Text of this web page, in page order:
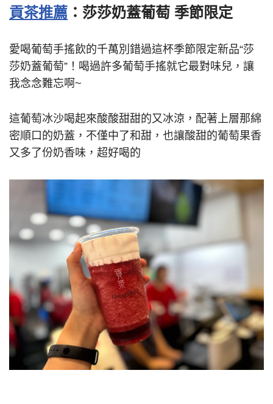
貢茶推薦 ：莎莎奶蓋葡萄 季節限定
愛喝葡萄手搖飲的千萬別錯過這杯季節限定新品“莎
莎奶蓋葡萄”！喝過許多葡萄手搖就它最對味兒，讓
我念念難忘啊~
這葡萄冰沙喝起來酸酸甜甜的又冰涼，配著上層那綿
密順口的奶蓋，不僅中了和甜，也讓酸甜的葡萄果香
又多了份奶香味，超好喝的